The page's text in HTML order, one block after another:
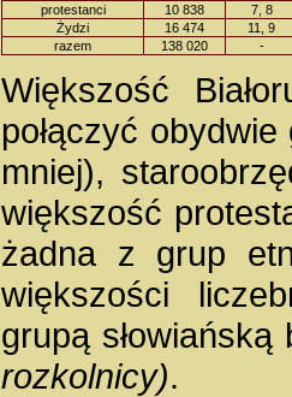
protestanci
10 838
7, 8
Żydzi
16 474
11, 9
razem
138 020 -
Większość
połączyć
mniej),
większość
żadna z grup
większości
grupą
rozkolnicy).